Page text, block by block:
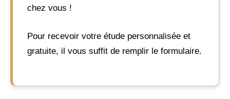
chez vous !
Pour recevoir votre étude personnalisée et
gratuite, il vous suffit de remplir le formulaire.